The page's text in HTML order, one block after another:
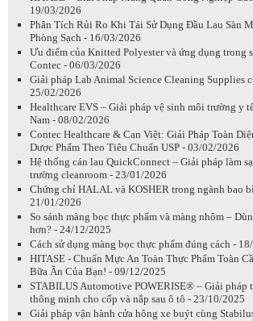
19/03/2026
Phân Tích Rủi Ro Khi Tái Sử Dụng Đầu Lau Sàn
Phòng Sạch - 16/03/2026
Ưu điểm của Knitted Polyester và ứng dụng trong
Contec - 06/03/2026
Giải pháp Lab Animal Science Cleaning Supplies
25/02/2026
Healthcare EVS – Giải pháp vệ sinh môi trường y
Nam - 08/02/2026
Contec Healthcare & Can Việt: Giải Pháp Toàn
Dược Phẩm Theo Tiêu Chuẩn USP - 03/02/2026
Hệ thống cán lau QuickConnect – Giải pháp làm
trường cleanroom - 23/01/2026
Chứng chỉ HALAL và KOSHER trong ngành bao
21/01/2026
So sánh màng bọc thực phẩm và màng nhôm –
hơn? - 24/12/2025
Cách sử dụng màng bọc thực phẩm đúng cách -
HITASE - Chuẩn Mực An Toàn Thực Phẩm Toàn
Bữa Ăn Của Bạn! - 09/12/2025
STABILUS Automotive POWERISE® – Giải pháp
thông minh cho cốp và nắp sau ô tô - 23/10/2025
Giải pháp vận hành cửa hông xe buýt cùng